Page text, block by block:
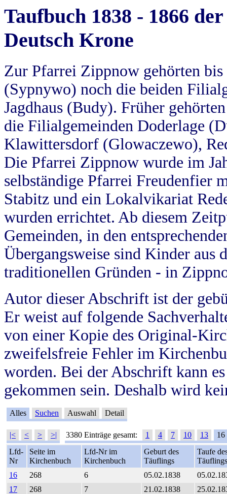
Taufbuch 1838 - 1866
Deutsch Krone
Zur Pfarrei Zippnow gehörten
(Sypnywo) noch die beiden
Jagdhaus (Budy). Früher
die Filialgemeinden Doderlage
Klawittersdorf (Glowaczewo),
Die Pfarrei Zippnow wurde im
selbständige Pfarrei Freudenfier
Stabitz und ein Lokalvikariat
wurden errichtet. Ab diesem
Gemeinden, in den
Übergangsweise sind Kinder aus
traditionellen Gründen - in
Autor dieser Abschrift ist der
Er weist auf folgende
von einer Kopie des Original-
zweifelsfreie Fehler im
worden. Bei der Abschrift kann
gekommen sein. Deshalb wird
Alles Suchen Auswahl Detail
|< < > >| 3380 Einträge gesamt: 1 4 7 10 13
16
Lfd-
Nr
Seite im
Kirchenbuch
Lfd-Nr im
Kirchenbuch
Geburt des
Täuflings
Taufe
Täuflings
16
268 6 05.02.1838
17
268 7 21.02.1838